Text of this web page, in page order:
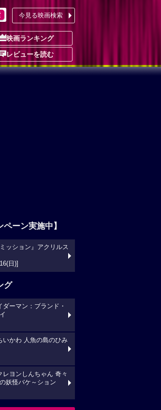
今見る映画検索
映画ランキング
レビューを読む
ペーン実施中】
ミッション』アクリルス
日)]
グ
ーマン：ブランド・
かわ 人魚の島のひみ
ヨンしんちゃん 奇々
妖怪バケ～ション